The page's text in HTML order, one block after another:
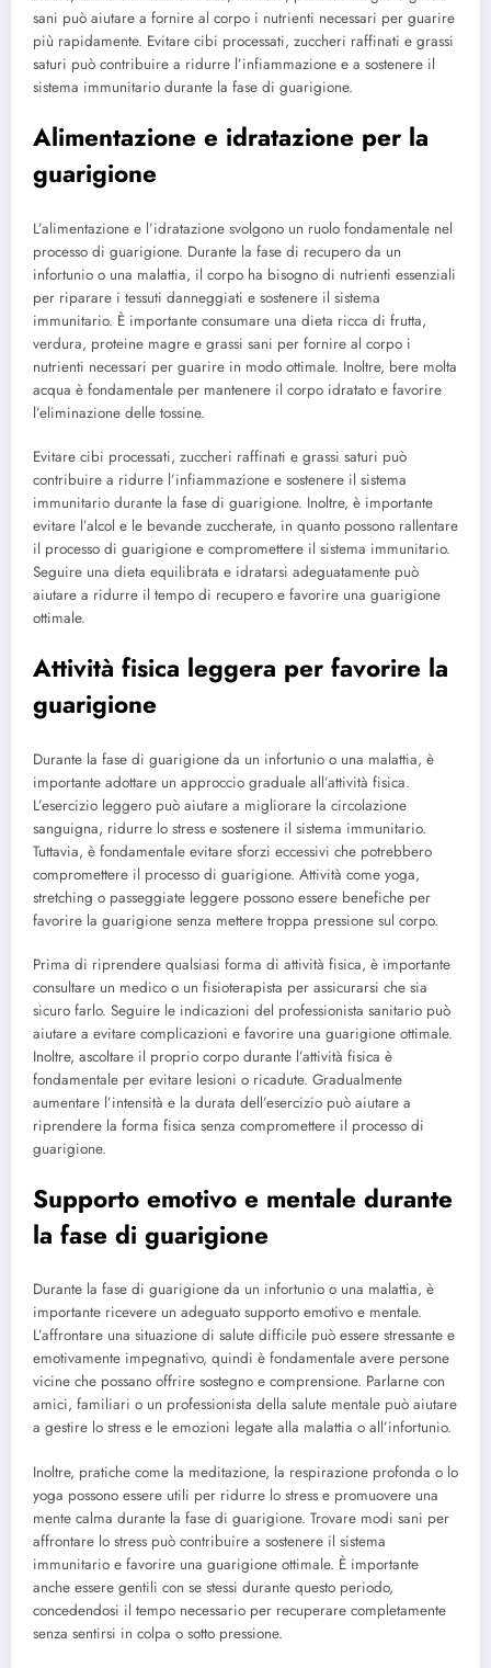
sani può aiutare a fornire al corpo i nutrienti necessari per guarire
più rapidamente. Evitare cibi processati, zuccheri raffinati e grassi
saturi può contribuire a ridurre l’infiammazione e a sostenere il
sistema immunitario durante la fase di guarigione.
Alimentazione e idratazione per la
guarigione
L’alimentazione e l’idratazione svolgono un ruolo fondamentale nel
processo di guarigione. Durante la fase di recupero da un
infortunio o una malattia, il corpo ha bisogno di nutrienti essenziali
per riparare i tessuti danneggiati e sostenere il sistema
immunitario. È importante consumare una dieta ricca di frutta,
verdura, proteine magre e grassi sani per fornire al corpo i
nutrienti necessari per guarire in modo ottimale. Inoltre, bere molta
acqua è fondamentale per mantenere il corpo idratato e favorire
l’eliminazione delle tossine.
Evitare cibi processati, zuccheri raffinati e grassi saturi può
contribuire a ridurre l’infiammazione e sostenere il sistema
immunitario durante la fase di guarigione. Inoltre, è importante
evitare l’alcol e le bevande zuccherate, in quanto possono rallentare
il processo di guarigione e compromettere il sistema immunitario.
Seguire una dieta equilibrata e idratarsi adeguatamente può
aiutare a ridurre il tempo di recupero e favorire una guarigione
ottimale.
Attività fisica leggera per favorire la
guarigione
Durante la fase di guarigione da un infortunio o una malattia, è
importante adottare un approccio graduale all’attività fisica.
L’esercizio leggero può aiutare a migliorare la circolazione
sanguigna, ridurre lo stress e sostenere il sistema immunitario.
Tuttavia, è fondamentale evitare sforzi eccessivi che potrebbero
compromettere il processo di guarigione. Attività come yoga,
stretching o passeggiate leggere possono essere benefiche per
favorire la guarigione senza mettere troppa pressione sul corpo.
Prima di riprendere qualsiasi forma di attività fisica, è importante
consultare un medico o un fisioterapista per assicurarsi che sia
sicuro farlo. Seguire le indicazioni del professionista sanitario può
aiutare a evitare complicazioni e favorire una guarigione ottimale.
Inoltre, ascoltare il proprio corpo durante l’attività fisica è
fondamentale per evitare lesioni o ricadute. Gradualmente
aumentare l’intensità e la durata dell’esercizio può aiutare a
riprendere la forma fisica senza compromettere il processo di
guarigione.
Supporto emotivo e mentale durante
la fase di guarigione
Durante la fase di guarigione da un infortunio o una malattia, è
importante ricevere un adeguato supporto emotivo e mentale.
L’affrontare una situazione di salute difficile può essere stressante e
emotivamente impegnativo, quindi è fondamentale avere persone
vicine che possano offrire sostegno e comprensione. Parlarne con
amici, familiari o un professionista della salute mentale può aiutare
a gestire lo stress e le emozioni legate alla malattia o all’infortunio.
Inoltre, pratiche come la meditazione, la respirazione profonda o lo
yoga possono essere utili per ridurre lo stress e promuovere una
mente calma durante la fase di guarigione. Trovare modi sani per
affrontare lo stress può contribuire a sostenere il sistema
immunitario e favorire una guarigione ottimale. È importante
anche essere gentili con se stessi durante questo periodo,
concedendosi il tempo necessario per recuperare completamente
senza sentirsi in colpa o sotto pressione.